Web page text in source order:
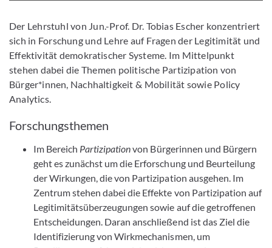
Der Lehrstuhl von Jun.-Prof. Dr. Tobias Escher konzentriert
sich in Forschung und Lehre auf Fragen der Legitimität und
Effektivität demokratischer Systeme. Im Mittelpunkt
stehen dabei die Themen politische Partizipation von
Bürger*innen, Nachhaltigkeit & Mobilität sowie Policy
Analytics.
Forschungsthemen
Im Bereich Partizipationvon Bürgerinnen und Bürgern
geht es zunächst um die Erforschung und Beurteilung
der Wirkungen, die von Partizipation ausgehen. Im
Zentrum stehen dabei die Effekte von Partizipation auf
Legitimitätsüberzeugungen sowie auf die getroffenen
Entscheidungen. Daran anschließend ist das Ziel die
Identifizierung von Wirkmechanismen, um